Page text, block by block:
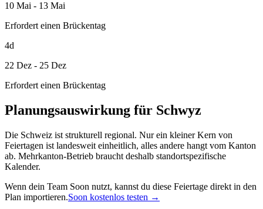
10 Mai - 13 Mai
Erfordert einen Brückentag
4d
22 Dez - 25 Dez
Erfordert einen Brückentag
Planungsauswirkung für Schwyz
Die Schweiz ist strukturell regional. Nur ein kleiner Kern von
Feiertagen ist landesweit einheitlich, alles andere hangt vom Kanton
ab. Mehrkanton-Betrieb braucht deshalb standortspezifische
Kalender.
Wenn dein Team Soon nutzt, kannst du diese Feiertage direkt in den
Plan importieren.Soon kostenlos testen →